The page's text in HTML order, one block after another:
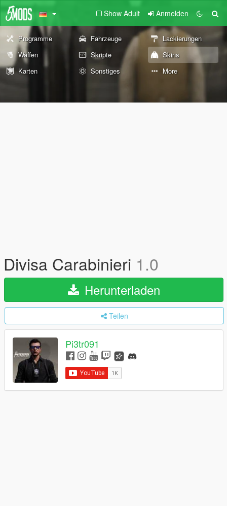
Show Adult Anmelden
Programme Fahrzeuge
Lackierungen
Waffen
Skripte
Skins
Karten
Sonstiges More
Divisa Carabinieri 1.0
Herunterladen
Teilen
Pi3tr091